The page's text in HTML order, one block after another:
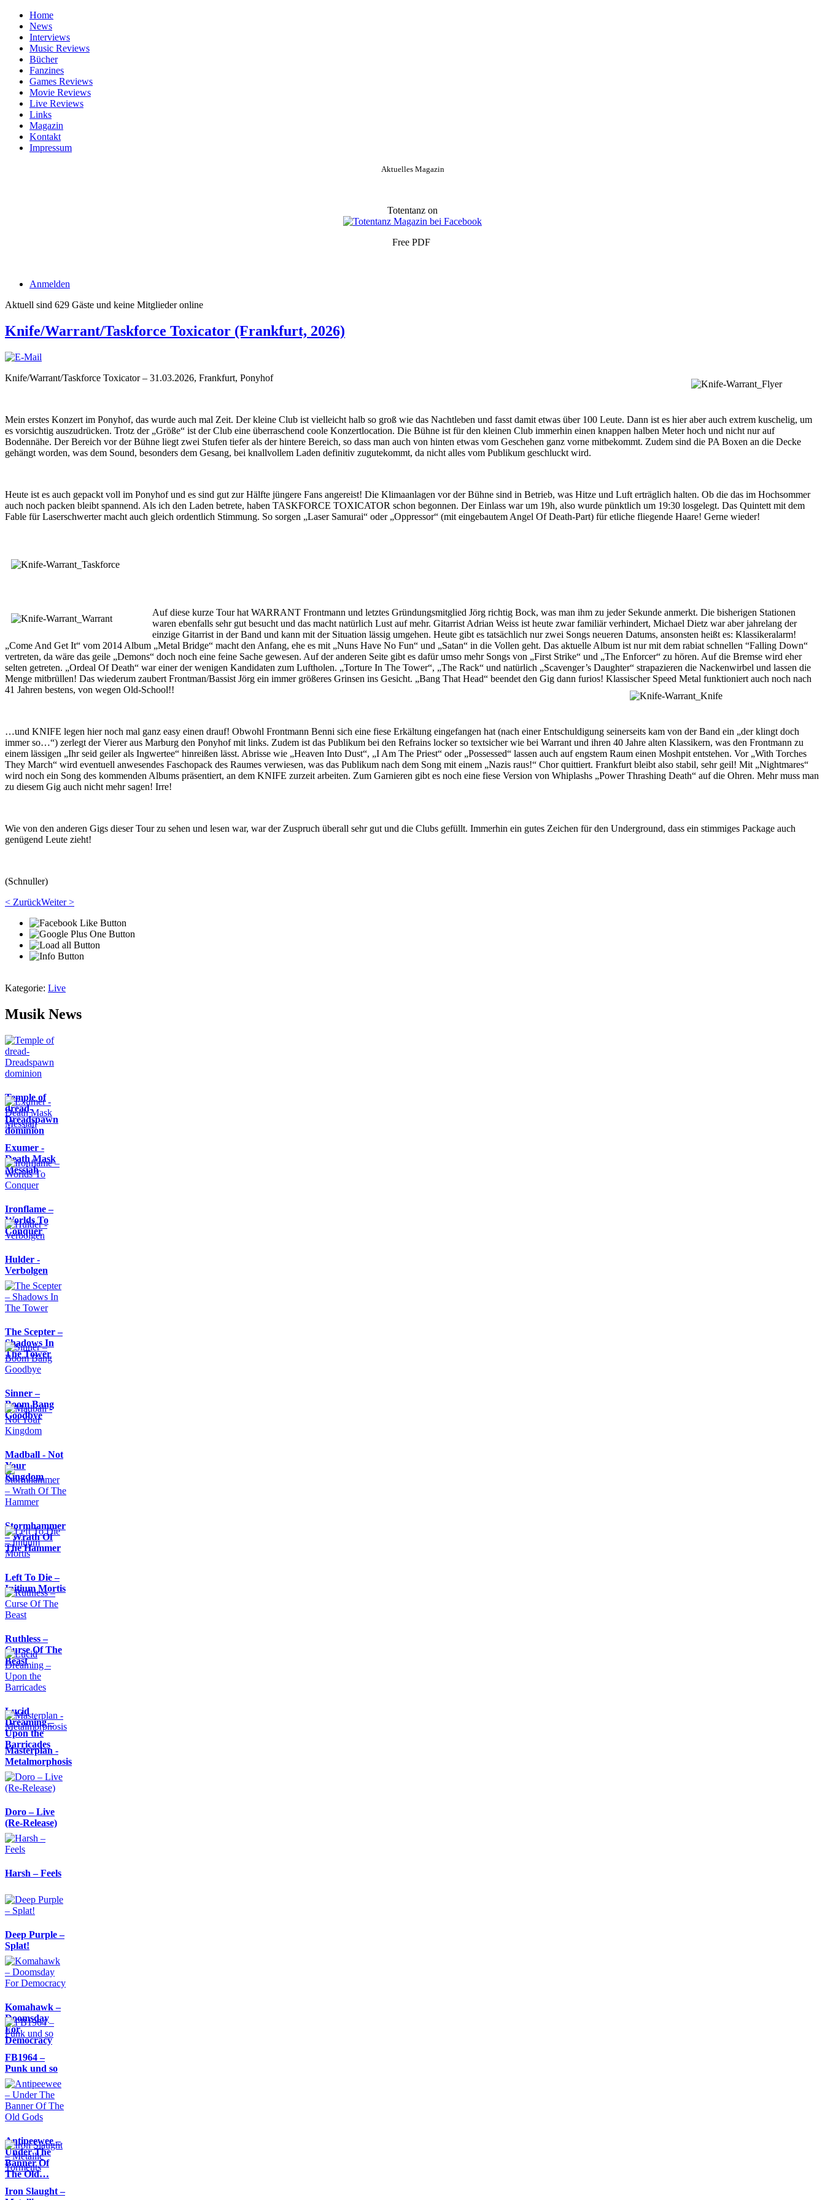
Home
News
Interviews
Music Reviews
Bücher
Fanzines
Games Reviews
Movie Reviews
Live Reviews
Links
Magazin
Kontakt
Impressum
Aktuelles Magazin
Totentanz on
Free PDF
Anmelden
Aktuell sind 629 Gäste und keine Mitglieder online
Knife/Warrant/Taskforce Toxicator (Frankfurt, 2026)
Knife/Warrant/Taskforce Toxicator – 31.03.2026, Frankfurt, Ponyhof
Mein erstes Konzert im Ponyhof, das wurde auch mal Zeit. Der kleine Club ist vielleicht halb so groß wie das Nachtleben und fasst damit etwas über 100 Leute. Dann ist es hier aber auch extrem kuschelig, um
es vorsichtig auszudrücken. Trotz der „Größe“ ist der Club eine überraschend coole Konzertlocation. Die Bühne ist für den kleinen Club immerhin einen knappen halben Meter hoch und nicht nur auf
Bodennähe. Der Bereich vor der Bühne liegt zwei Stufen tiefer als der hintere Bereich, so dass man auch von hinten etwas vom Geschehen ganz vorne mitbekommt. Zudem sind die PA Boxen an die Decke
gehängt worden, was dem Sound, besonders dem Gesang, bei knallvollem Laden definitiv zugutekommt, da nicht alles vom Publikum geschluckt wird.
Heute ist es auch gepackt voll im Ponyhof und es sind gut zur Hälfte jüngere Fans angereist! Die Klimaanlagen vor der Bühne sind in Betrieb, was Hitze und Luft erträglich halten. Ob die das im Hochsommer
auch noch packen bleibt spannend. Als ich den Laden betrete, haben TASKFORCE TOXICATOR schon begonnen. Der Einlass war um 19h, also wurde pünktlich um 19:30 losgelegt. Das Quintett mit dem
Fable für Laserschwerter macht auch gleich ordentlich Stimmung. So sorgen „Laser Samurai“ oder „Oppressor“ (mit eingebautem Angel Of Death-Part) für etliche fliegende Haare! Gerne wieder!
Auf diese kurze Tour hat WARRANT Frontmann und letztes Gründungsmitglied Jörg richtig Bock, was man ihm zu jeder Sekunde anmerkt. Die bisherigen Stationen
waren ebenfalls sehr gut besucht und das macht natürlich Lust auf mehr. Gitarrist Adrian Weiss ist heute zwar familiär verhindert, Michael Dietz war aber jahrelang der
einzige Gitarrist in der Band und kann mit der Situation lässig umgehen. Heute gibt es tatsächlich nur zwei Songs neueren Datums, ansonsten heißt es: Klassikeralarm!
„Come And Get It“ vom 2014 Album „Metal Bridge“ macht den Anfang, ehe es mit „Nuns Have No Fun“ und „Satan“ in die Vollen geht. Das aktuelle Album ist nur mit dem rabiat schnellen “Falling Down“
vertreten, da wäre das geile „Demons“ doch noch eine feine Sache gewesen. Auf der anderen Seite gibt es dafür umso mehr Songs von „First Strike“ und „The Enforcer“ zu hören. Auf die Bremse wird eher
selten getreten. „Ordeal Of Death“ war einer der wenigen Kandidaten zum Luftholen. „Torture In The Tower“, „The Rack“ und natürlich „Scavenger’s Daughter“ strapazieren die Nackenwirbel und lassen die
Menge mitbrüllen! Das wiederum zaubert Frontman/Bassist Jörg ein immer größeres Grinsen ins Gesicht. „Bang That Head“ beendet den Gig dann furios! Klassischer Speed Metal funktioniert auch noch nach
41 Jahren bestens, von wegen Old-School!!
…und KNIFE legen hier noch mal ganz easy einen drauf! Obwohl Frontmann Benni sich eine fiese Erkältung eingefangen hat (nach einer Entschuldigung seinerseits kam von der Band ein „der klingt doch
immer so…“) zerlegt der Vierer aus Marburg den Ponyhof mit links. Zudem ist das Publikum bei den Refrains locker so textsicher wie bei Warrant und ihren 40 Jahre alten Klassikern, was den Frontmann zu
einem lässigen „Ihr seid geiler als Ingwertee“ hinreißen lässt. Abrisse wie „Heaven Into Dust“, „I Am The Priest“ oder „Possessed“ lassen auch auf engstem Raum einen Moshpit entstehen. Vor „With Torches
They March“ wird eventuell anwesendes Faschopack des Raumes verwiesen, was das Publikum nach dem Song mit einem „Nazis raus!“ Chor quittiert. Frankfurt bleibt also stabil, sehr geil! Mit „Nightmares“
wird noch ein Song des kommenden Albums präsentiert, an dem KNIFE zurzeit arbeiten. Zum Garnieren gibt es noch eine fiese Version von Whiplashs „Power Thrashing Death“ auf die Ohren. Mehr muss man
zu diesem Gig auch nicht mehr sagen! Irre!
Wie von den anderen Gigs dieser Tour zu sehen und lesen war, war der Zuspruch überall sehr gut und die Clubs gefüllt. Immerhin ein gutes Zeichen für den Underground, dass ein stimmiges Package auch
genügend Leute zieht!
(Schnuller)
< ZurückWeiter >
Kategorie: Live
Musik News
Temple of
dread-
Dreadspawn
dominion
Exumer -
Death Mask
Messiah
Ironflame –
Worlds To
Conquer
Hulder -
Verbolgen
The Scepter –
Shadows In
The Tower
Sinner –
Boom Bang
Goodbye
Madball - Not
Your
Kingdom
Stormhammer
– Wrath Of
The Hammer
Left To Die –
Initium Mortis
Ruthless –
Curse Of The
Beast
Lucid
Dreaming –
Upon the
Barricades
Masterplan -
Metalmorphosis
Doro – Live
(Re-Release)
Harsh – Feels
Deep Purple –
Splat!
Komahawk –
Doomsday
For
Democracy
FB1964 –
Punk und so
Antipeewee –
Under The
Banner Of
The Old…
Iron Slaught –